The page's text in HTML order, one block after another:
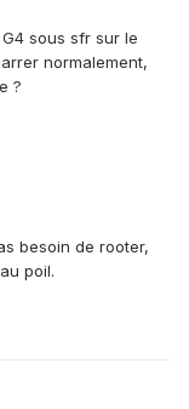
sous sfr sur le
normalement,
?
besoin de rooter,
poil.